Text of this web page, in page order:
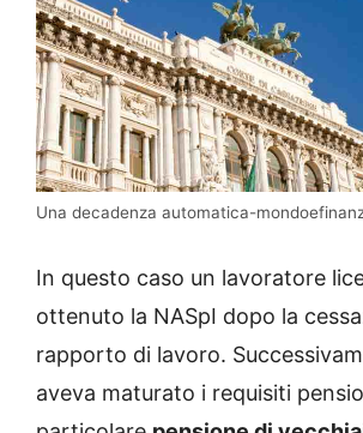
Una decadenza automatica-
In questo caso un lavoratore
ottenuto la NASpI dopo la
rapporto di lavoro.
aveva maturato i requisiti